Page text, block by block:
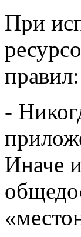
При
правил:
-
Иначе